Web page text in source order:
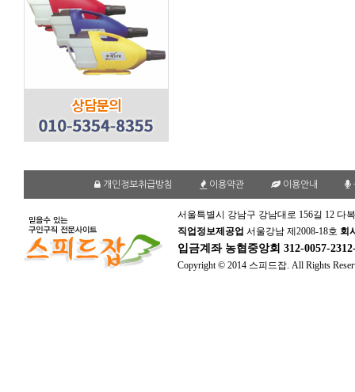
개인정보취급방침 이용약관 이용안내
서울특별시 강남구 강남대로 156길 12 다
직업정보제공업 서울강남 제2008-18호 회
입금계좌 농협중앙회 312-0057-
Copyright © 2014 스피드잡. All Rights